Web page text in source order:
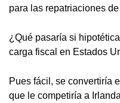
para las repatriaciones
¿Qué pasaría si
carga fiscal en Estados
Pues fácil, se convertiría
que le competiría a